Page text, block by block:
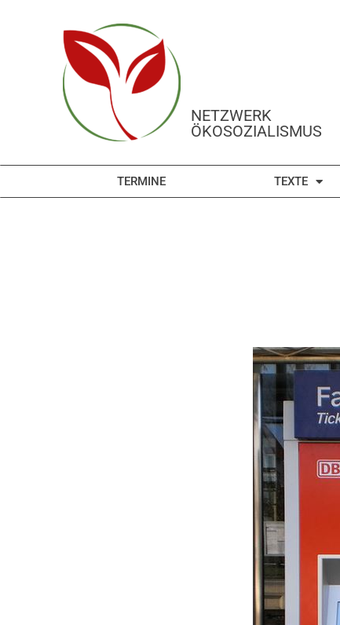
NETZWERK
ÖKOSOZIALISMUS
TERMINE TEXTE